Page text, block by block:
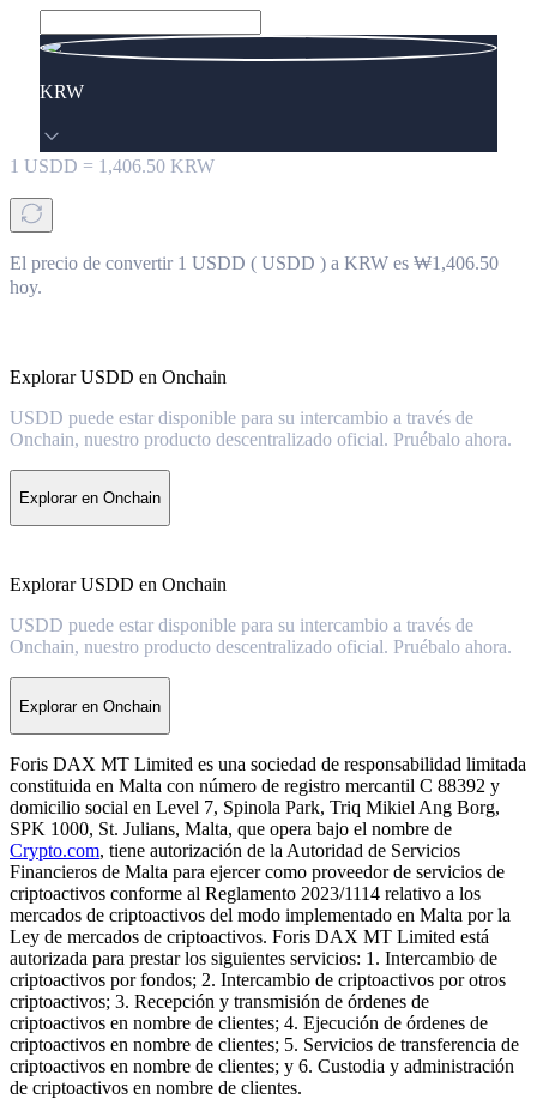
KRW
1 USDD = 1,406.50 KRW
El precio de convertir 1 USDD ( USDD ) a KRW es ₩1,406.50
hoy.
Explorar USDD en Onchain
USDD puede estar disponible para su intercambio a través de
Onchain, nuestro producto descentralizado oficial. Pruébalo ahora.
Explorar en Onchain
Explorar USDD en Onchain
USDD puede estar disponible para su intercambio a través de
Onchain, nuestro producto descentralizado oficial. Pruébalo ahora.
Explorar en Onchain
Foris DAX MT Limited es una sociedad de responsabilidad limitada
constituida en Malta con número de registro mercantil C 88392 y
domicilio social en Level 7, Spinola Park, Triq Mikiel Ang Borg,
SPK 1000, St. Julians, Malta, que opera bajo el nombre de
Crypto.com, tiene autorización de la Autoridad de Servicios
Financieros de Malta para ejercer como proveedor de servicios de
criptoactivos conforme al Reglamento 2023/1114 relativo a los
mercados de criptoactivos del modo implementado en Malta por la
Ley de mercados de criptoactivos. Foris DAX MT Limited está
autorizada para prestar los siguientes servicios: 1. Intercambio de
criptoactivos por fondos; 2. Intercambio de criptoactivos por otros
criptoactivos; 3. Recepción y transmisión de órdenes de
criptoactivos en nombre de clientes; 4. Ejecución de órdenes de
criptoactivos en nombre de clientes; 5. Servicios de transferencia de
criptoactivos en nombre de clientes; y 6. Custodia y administración
de criptoactivos en nombre de clientes.